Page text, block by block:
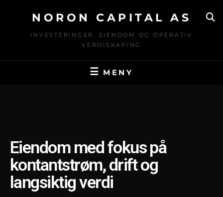
NORON CAPITAL AS
INVESTERINGER, EIENDOM OG OPERATIV
VERDISKAPING
MENY
Eiendom med fokus på
kontantstrøm, drift og
langsiktig verdi